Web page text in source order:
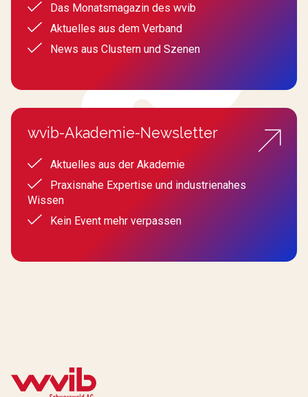
Das Monatsmagazin des wvib
Aktuelles aus dem Verband
News aus Clustern und Szenen
wvib-Akademie-Newsletter
Aktuelles aus der Akademie
Praxisnahe Expertise und industrienahes
Wissen
Kein Event mehr verpassen